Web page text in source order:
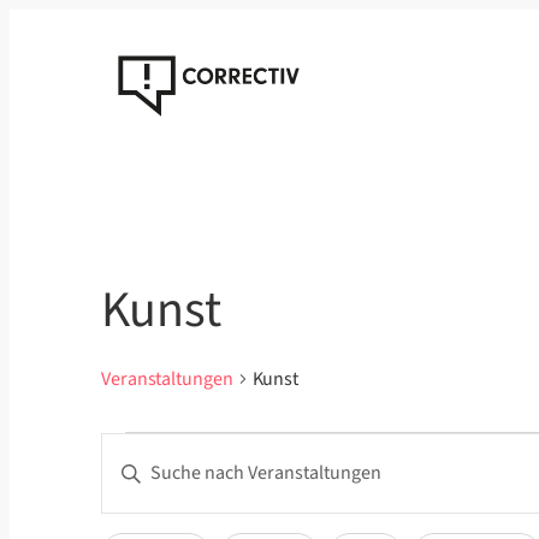
Kunst
Veranstaltungen Kunst
Veranstaltungen
Veranstaltungen
Suche
Bitte
eingeben.